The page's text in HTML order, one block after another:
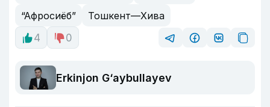
“Афросиёб”
Тошкент—Хива
4
0
Erkinjon G‘aybullayev